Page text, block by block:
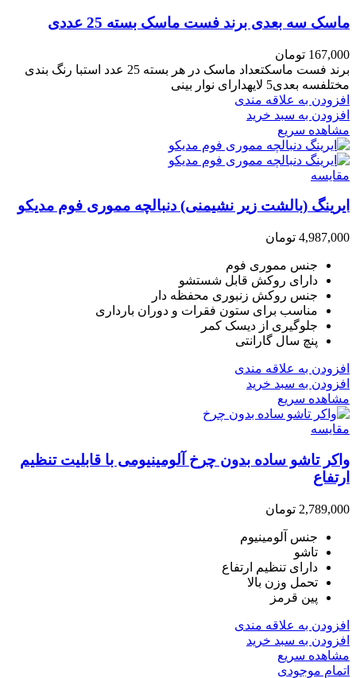
ماسک سه بعدی برند فست ماسک بسته 25 عددی
167,000 تومان
برند فست ماسکتعداد ماسک در هر بسته 25 عدد استبا رنگ بندی
مختلفسه بعدی5 لایهدارای نوار بینی
افزودن به علاقه مندی
افزودن به سبد خرید
مشاهده سریع
مقایسه
ایرینگ (بالشت زیر نشیمنی) دنبالچه مموری فوم مدیکو
4,987,000 تومان
جنس مموری فوم
دارای روکش قابل شستشو
جنس روکش زنبوری محفظه دار
مناسب برای ستون فقرات و دوران بارداری
جلوگیری از دیسک کمر
پنچ سال گارانتی
افزودن به علاقه مندی
افزودن به سبد خرید
مشاهده سریع
مقایسه
واکر تاشو ساده بدون چرخ آلومینیومی با قابلیت تنظیم
ارتفاع
2,789,000 تومان
جنس آلومینیوم
تاشو
دارای تنظیم ارتفاع
تحمل وزن بالا
پین قرمز
افزودن به علاقه مندی
افزودن به سبد خرید
مشاهده سریع
اتمام موجودی